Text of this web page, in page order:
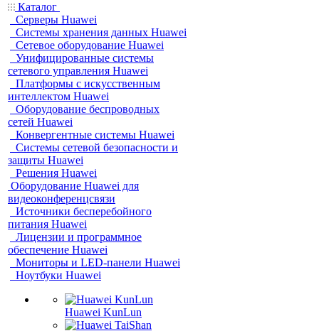
Каталог
Серверы Huawei
Системы хранения данных Huawei
Сетевое оборудование Huawei
Унифицированные системы
сетевого управления Huawei
Платформы с искусственным
интеллектом Huawei
Оборудование беспроводных
сетей Huawei
Конвергентные системы Huawei
Системы сетевой безопасности и
защиты Huawei
Решения Huawei
Оборудование Huawei для
видеоконференцсвязи
Источники бесперебойного
питания Huawei
Лицензии и программное
обеспечение Huawei
Мониторы и LED-панели Huawei
Ноутбуки Huawei
Huawei KunLun